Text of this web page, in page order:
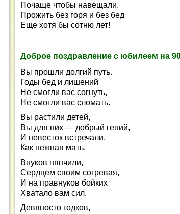
Почаще чтобы навещали.
Прожить без горя и без бед
Еще хотя бы сотню лет!
Доброе поздравление с юбилеем на
Вы прошли долгий путь.
Годы бед и лишений
Не смогли вас согнуть,
Не смогли вас сломать.
Вы растили детей,
Вы для них — добрый гений,
И невесток встречали,
Как нежная мать.
Внуков нянчили,
Сердцем своим согревая,
И на правнуков бойких
Хватало вам сил.
Девяносто годков,